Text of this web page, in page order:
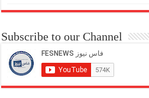
Subscribe to our Channel